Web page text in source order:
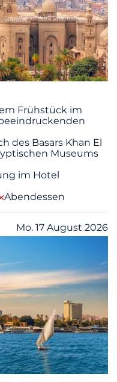
Frühstück im
des Basars Khan El
Museums
im Hotel
Abendessen
Mo. 17 August 2026